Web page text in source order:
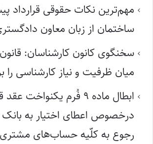
مهم‌ترین نکات حقوقی قرارداد
ساختمان از زبان معاون
سخنگوی کانون کارشناسان:
میان ظرفیت و نیاز کارشناسی
ابطال ماده ۹ فُرم
درخصوص اعطای اختیار به
رجوع به کلّیه حساب‌های